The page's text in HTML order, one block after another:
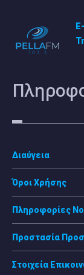
Διαύγεια
Όροι Χρήσης
Πληροφορίες
Προστασία
Στοιχεία